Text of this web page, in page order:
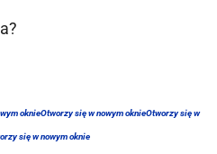
oknieOtworzy się w nowym oknieOtworzy się w
się w nowym oknie